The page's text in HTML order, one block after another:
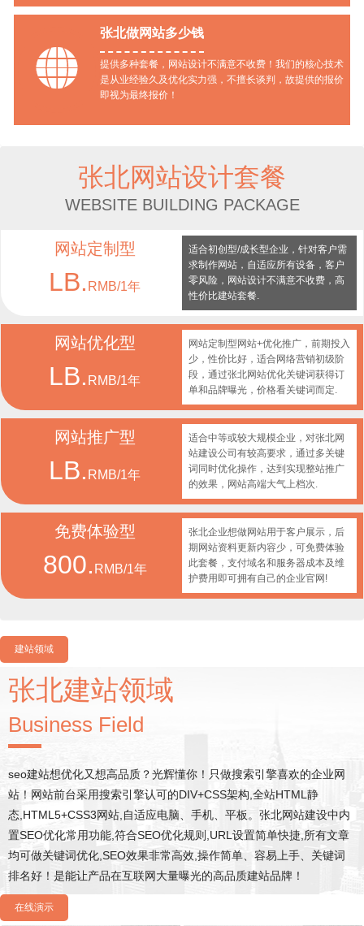

张北做网站多少钱
提供多种套餐，网站设计不满意不收费！我们的核心技术
是从业经验久及优化实力强，不擅长谈判，故提供的报价
即视为最终报价！
张北网站设计套餐
WEBSITE BUILDING PACKAGE
网站定制型
LB. RMB/1年
适合初创型/成长型企业，针对客户需
求制作网站，自适应所有设备，客户
零风险，网站设计不满意不收费，高
性价比建站套餐.
网站优化型
LB. RMB/1年
网站定制型网站+优化推广，前期投入
少，性价比好，适合网络营销初级阶
段，通过张北网站优化关键词获得订
单和品牌曝光，价格看关键词而定.
网站推广型
LB. RMB/1年
适合中等或较大规模企业，对张北网
站建设公司有较高要求，通过多关键
词同时优化操作，达到实现整站推广
的效果，网站高端大气上档次.
免费体验型
800. RMB/1年
张北企业想做网站用于客户展示，后
期网站资料更新内容少，可免费体验
此套餐，支付域名和服务器成本及维
护费用即可拥有自己的企业官网!
建站领域
张北建站领域
Business Field
seo建站想优化又想高品质？光辉懂你！只做搜索引擎喜欢的企业网
站！网站前台采用搜索引擎认可的DIV+CSS架构,全站HTML静
态,HTML5+CSS3网站,自适应电脑、手机、平板。张北网站建设中内
置SEO优化常用功能,符合SEO优化规则,URL设置简单快捷,所有文章
均可做关键词优化,SEO效果非常高效,操作简单、容易上手、关键词
排名好！是能让产品在互联网大量曝光的高品质建站品牌！
在线演示